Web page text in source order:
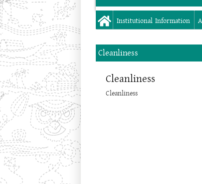
Institutional Information
Cleanliness
Cleanliness
Cleanliness